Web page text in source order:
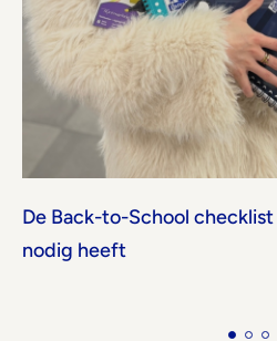
De Back-to-School
nodig heeft